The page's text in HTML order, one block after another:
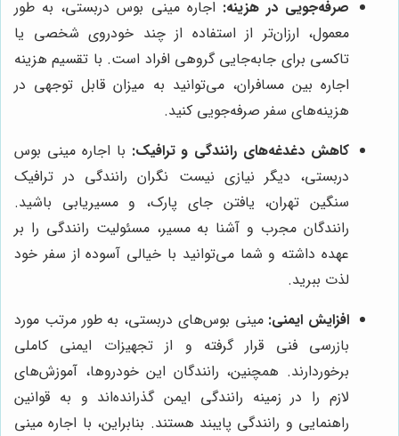
صرفه‌جویی در هزینه: اجاره مینی بوس دربستی، به طور
معمول، ارزان‌تر از استفاده از چند خودروی شخصی یا
تاکسی برای جابه‌جایی گروهی افراد است. با تقسیم هزینه
اجاره بین مسافران، می‌توانید به میزان قابل توجهی در
هزینه‌های سفر صرفه‌جویی کنید.
کاهش دغدغه‌های رانندگی و ترافیک: با اجاره مینی بوس
دربستی، دیگر نیازی نیست نگران رانندگی در ترافیک
سنگین تهران، یافتن جای پارک، و مسیریابی باشید.
رانندگان مجرب و آشنا به مسیر، مسئولیت رانندگی را بر
عهده داشته و شما می‌توانید با خیالی آسوده از سفر خود
لذت ببرید.
افزایش ایمنی: مینی بوس‌های دربستی، به طور مرتب مورد
بازرسی فنی قرار گرفته و از تجهیزات ایمنی کاملی
برخوردارند. همچنین، رانندگان این خودروها، آموزش‌های
لازم را در زمینه رانندگی ایمن گذرانده‌اند و به قوانین
راهنمایی و رانندگی پایبند هستند. بنابراین، با اجاره مینی